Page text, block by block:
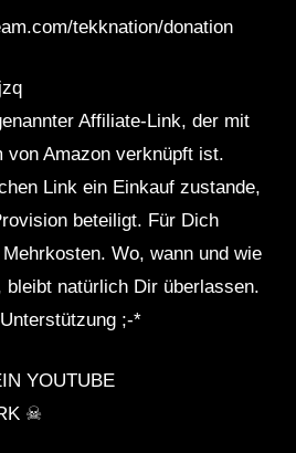
| [HD]
| HaimKind &
– Somebody Like Us
SET • TEIL 7 • [S.M.] •
tekknation/donation
Affiliate-Link, der mit
von Amazon verknüpft ist.
Link ein Einkauf zustande,
beteiligt. Für Dich
Wo, wann und wie
natürlich Dir überlassen.
;-*
YOUTUBE
☠